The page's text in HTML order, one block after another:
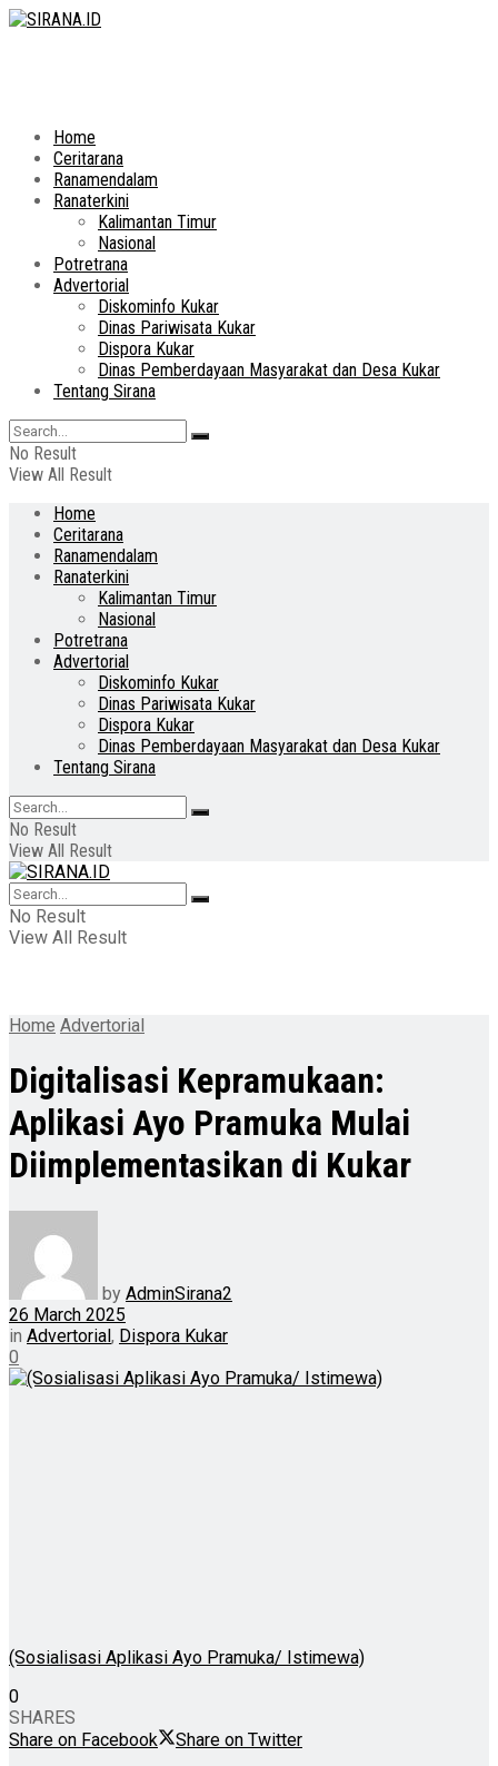
Home
Ceritarana
Ranamendalam
Ranaterkini
Kalimantan Timur
Nasional
Potretrana
Advertorial
Diskominfo Kukar
Dinas Pariwisata Kukar
Dispora Kukar
Dinas Pemberdayaan Masyarakat dan Desa Kukar
Tentang Sirana
No Result
View All Result
Home
Ceritarana
Ranamendalam
Ranaterkini
Kalimantan Timur
Nasional
Potretrana
Advertorial
Diskominfo Kukar
Dinas Pariwisata Kukar
Dispora Kukar
Dinas Pemberdayaan Masyarakat dan Desa Kukar
Tentang Sirana
No Result
View All Result
No Result
View All Result
Home Advertorial
Digitalisasi Kepramukaan:
Aplikasi Ayo Pramuka Mulai
Diimplementasikan di Kukar
by AdminSirana2
26 March 2025
in Advertorial, Dispora Kukar
0
(Sosialisasi Aplikasi Ayo Pramuka/ Istimewa)
0
SHARES
Share on Facebook
Share on Twitter